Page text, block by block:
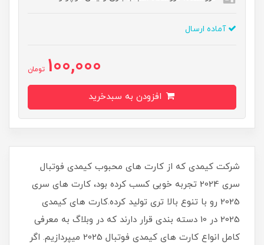
آماده ارسال
100,000 تومان
شرکت کیمدی که از کارت های محبوب کیمدی فوتبال
سری 2024 تجربه خوبی کسب کرده بود، کارت های سری
2025 رو با تنوع بالا تری تولید کرده.کارت های کیمدی
2025 در 10 دسته بندی قرار دارند که در وبلاگ به معرفی
کامل انواع کارت های کیمدی فوتبال 2025 میپردازیم. اگر